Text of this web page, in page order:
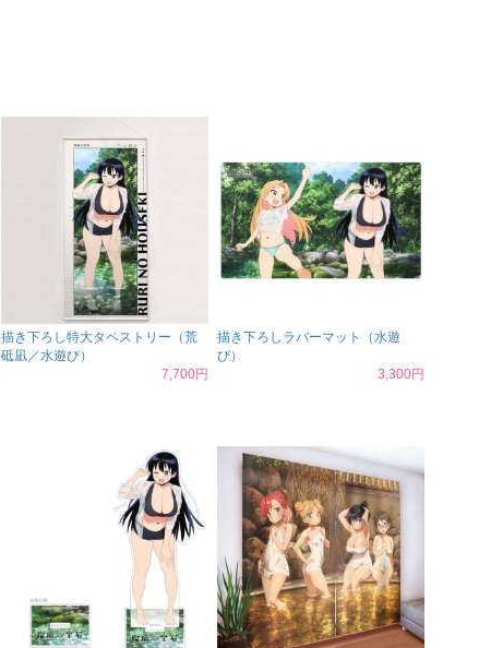
描き下ろし特大タペストリー（荒
砥凪／水遊び）
7,700円
描き下ろしラバーマット（水遊
び）
3,300円